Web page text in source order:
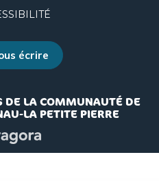
écrire
DE LA COMMUNAUTÉ DE
LA PETITE PIERRE